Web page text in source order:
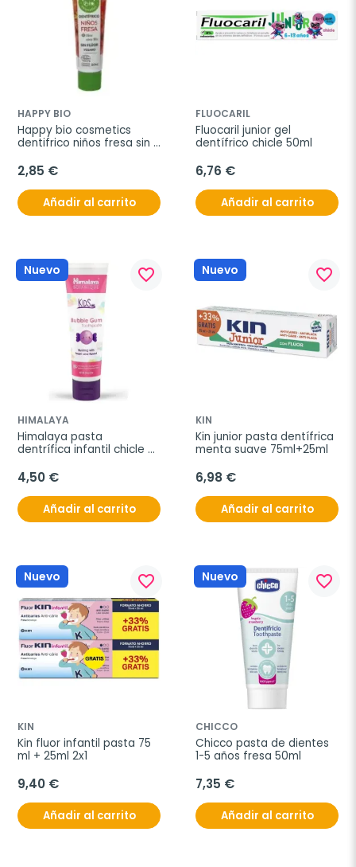
HAPPY BIO
Happy bio cosmetics
dentifrico niños fresa sin
2,85 €
Añadir al carrito
FLUOCARIL
Fluocaril junior gel
dentífrico chicle 50ml
6,76 €
Añadir al carrito
Nuevo favorite_border
HIMALAYA
Himalaya pasta
dentrífica infantil chicle
4,50 €
Añadir al carrito
Nuevo favorite_border
KIN
Kin junior pasta dentífrica
menta suave 75ml+25ml
6,98 €
Añadir al carrito
Nuevo favorite_border
KIN
Kin fluor infantil pasta 75
ml + 25ml 2x1
9,40 €
Añadir al carrito
Nuevo favorite_border
CHICCO
Chicco pasta de dientes
1-5 años fresa 50ml
7,35 €
Añadir al carrito